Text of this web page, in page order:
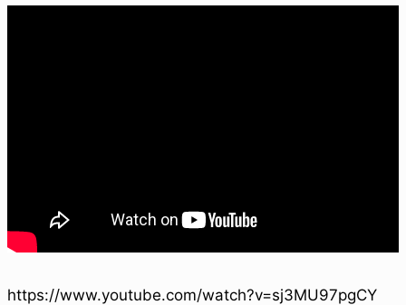
https://www.youtube.com/watch?v=sj3MU97pgCY